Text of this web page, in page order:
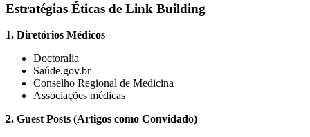
Estratégias Éticas de Link Building
1. Diretórios Médicos
Doctoralia
Saúde.gov.br
Conselho Regional de Medicina
Associações médicas
2. Guest Posts (Artigos como Convidado)